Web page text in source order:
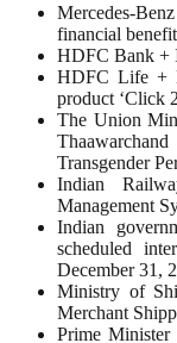
Mercedes-
financial
HDFC Bank +
HDFC Life +
product ‘Click
The Union
Transgender
Indian
Management
Indian
scheduled
December 31,
Ministry of
Merchant
Prime Minister